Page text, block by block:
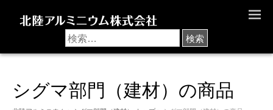
U
シグマ部門（建材）の商品